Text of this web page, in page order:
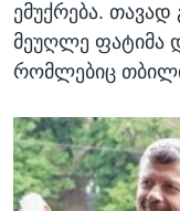
ემუქრება.
მეუღლე ფატიმა
რომლებიც